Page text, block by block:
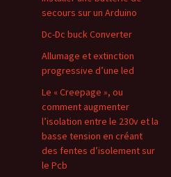
secours sur un Arduino
Dc-Dc buck Converter
Allumage et extinction
progressive d’une led
Le « Creepage », ou
comment augmenter
l’isolation entre le 230v et la
basse tension en créant
des fentes d’isolement sur
le Pcb